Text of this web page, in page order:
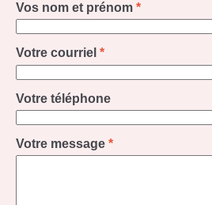
Vos nom et prénom *
Votre courriel *
Votre téléphone
Votre message *